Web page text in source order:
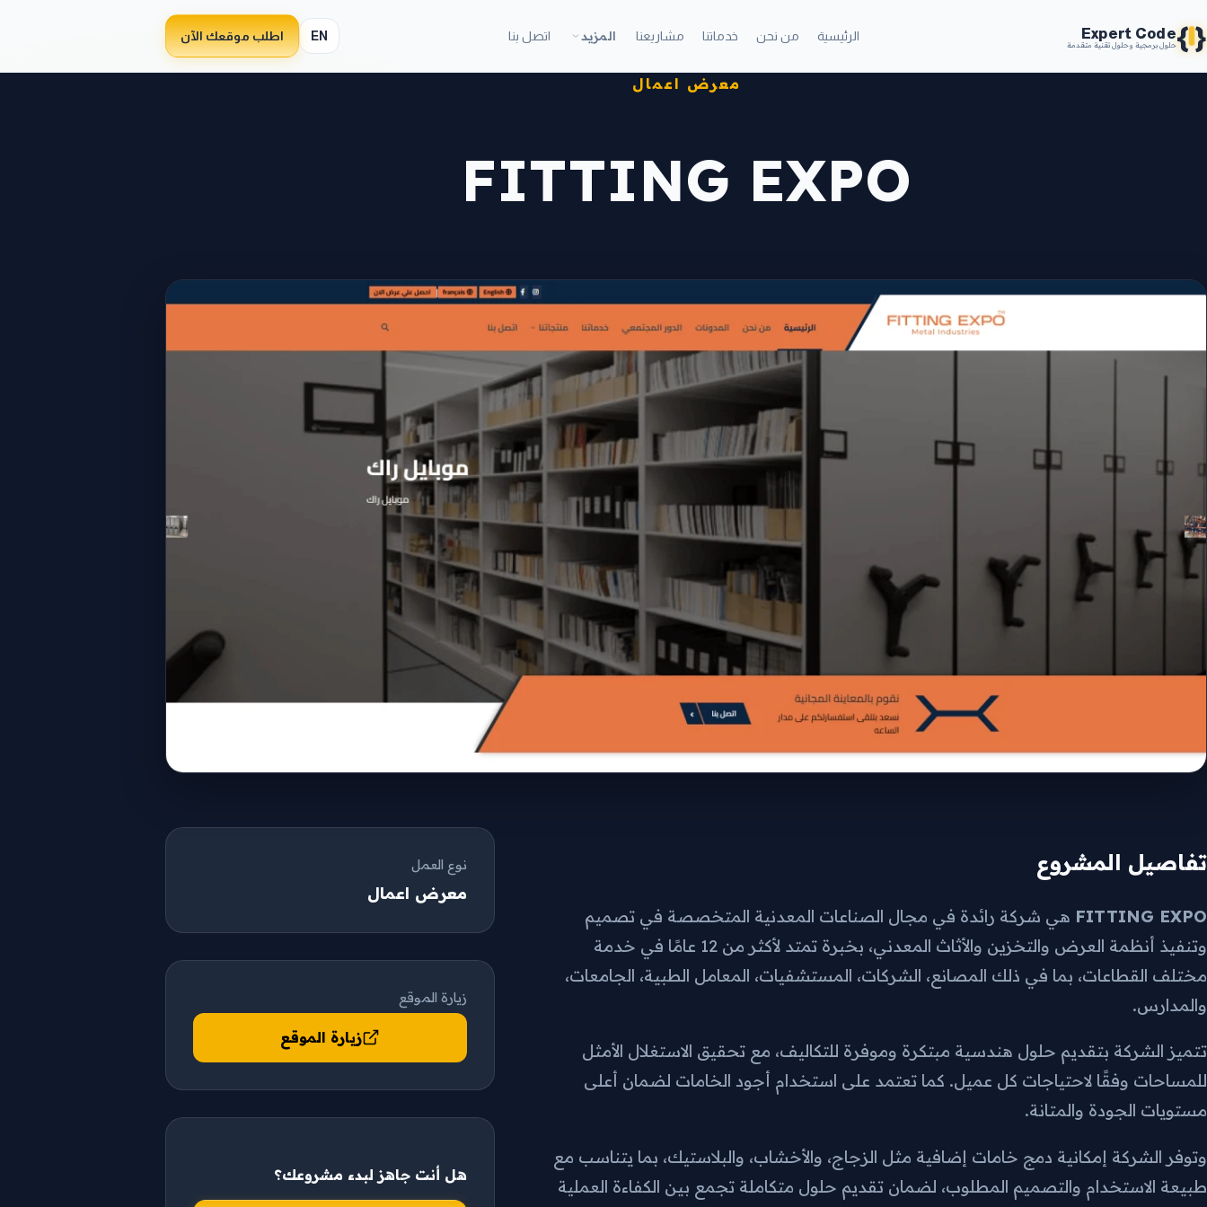
{}
Expert Code
حلول برمجية وحلول تقنية متقدمة
الرئيسية من نحن خدماتنا مشاريعنا المزيد اتصل بنا EN اطلب موقعك الآن
معرض اعمال
FITTING EXPO
تفاصيل المشروع
FITTING EXPO هي شركة رائدة في مجال الصناعات المعدنية المتخصصة في تصميم
وتنفيذ أنظمة العرض والتخزين والأثاث المعدني، بخبرة تمتد لأكثر من 12 عامًا في خدمة
مختلف القطاعات، بما في ذلك المصانع، الشركات، المستشفيات، المعامل الطبية، الجامعات،
والمدارس.
تتميز الشركة بتقديم حلول هندسية مبتكرة وموفرة للتكاليف، مع تحقيق الاستغلال الأمثل
للمساحات وفقًا لاحتياجات كل عميل. كما تعتمد على استخدام أجود الخامات لضمان أعلى
مستويات الجودة والمتانة.
وتوفر الشركة إمكانية دمج خامات إضافية مثل الزجاج، والأخشاب، والبلاستيك، بما يتناسب مع
طبيعة الاستخدام والتصميم المطلوب، لضمان تقديم حلول متكاملة تجمع بين الكفاءة العملية
نوع العمل
معرض اعمال
زيارة الموقع
زيارة الموقع
هل أنت جاهز لبدء مشروعك؟